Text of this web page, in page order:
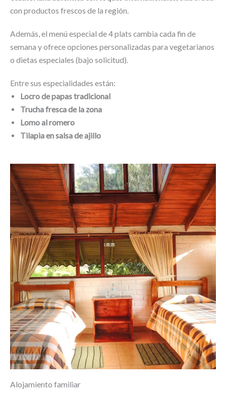
con productos frescos de la región.
Además, el menú especial de 4 plats cambia cada fin de
semana y ofrece opciones personalizadas para vegetarianos
o dietas especiales (bajo solicitud).
Entre sus especialidades están:
Locro de papas tradicional
Trucha fresca de la zona
Lomo al romero
Tilapia en salsa de ajillo
Alojamiento familiar